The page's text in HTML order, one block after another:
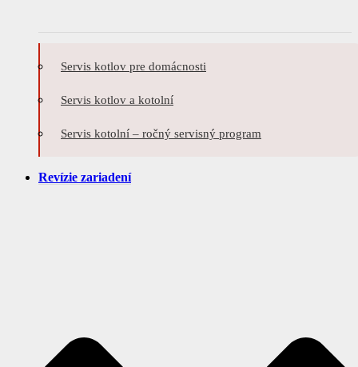
Servis kotlov pre domácnosti
Servis kotlov a kotolní
Servis kotolní – ročný servisný program
Revízie zariadení